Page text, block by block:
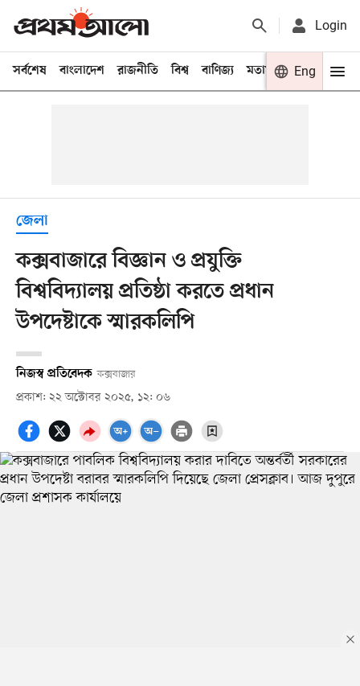
Login
সর্বশেষ বাংলাদেশ রাজনীতি বিশ্ব বাণিজ্য মতামত খেলা
Eng
জেলা
কক্সবাজারে বিজ্ঞান ও প্রযুক্তি
বিশ্ববিদ্যালয় প্রতিষ্ঠা করতে প্রধান
উপদেষ্টাকে স্মারকলিপি
নিজস্ব প্রতিবেদক কক্সবাজার
প্রকাশ: ২২ অক্টোবর ২০২৫, ১২: ০৬